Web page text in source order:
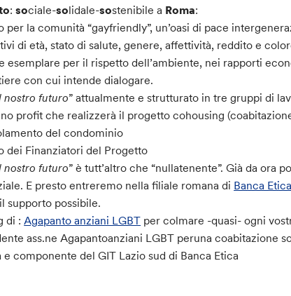
:sociale-solidale-sostenibile a Roma:
la comunità “gayfriendly”, un’oasi di pace
di età, stato di salute, genere, affettività, reddito e
esemplare per il rispetto dell’ambiente, nei rapporti
con cui intende dialogare.
nostro futuro” attualmente e strutturato in tre gruppi di
no profit che realizzerà il progetto cohousing
del condominio
dei Finanziatori del Progetto
nostro futuro” è tutt’altro che “nullatenente”. Già da ora
E presto entreremo nella filiale romana di Banca Etica
supporto possibile.
di :Agapanto anziani LGBT per colmare -quasi- ogni
ass.ne Agapantoanziani LGBT peruna coabitazione
e componente del GIT Lazio sud di Banca Etica